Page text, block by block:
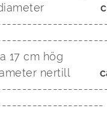
diameter
17 cm hög
nertill